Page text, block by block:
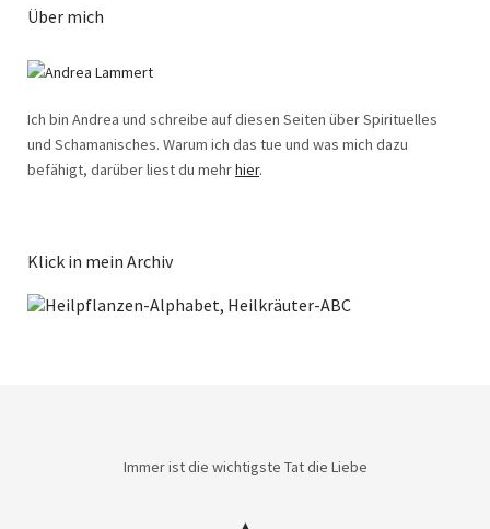
Über mich
Ich bin Andrea und schreibe auf diesen Seiten über Spirituelles
und Schamanisches. Warum ich das tue und was mich dazu
befähigt, darüber liest du mehrhier.
Klick in mein Archiv
Immer ist die wichtigste Tat die Liebe